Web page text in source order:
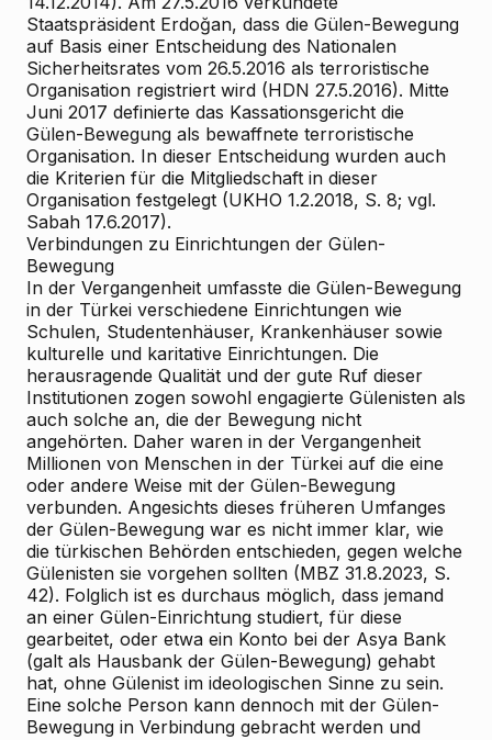
Staatspräsident Erdoğan, dass die Gülen-Bewegung
auf Basis einer Entscheidung des Nationalen
Sicherheitsrates vom 26.5.2016 als terroristische
Organisation registriert wird (HDN 27.5.2016). Mitte
Juni 2017 definierte das Kassationsgericht die
Gülen-Bewegung als bewaffnete terroristische
Organisation. In dieser Entscheidung wurden auch
die Kriterien für die Mitgliedschaft in dieser
Organisation festgelegt (UKHO 1.2.2018, S. 8; vgl.
Sabah 17.6.2017).
Verbindungen zu Einrichtungen der Gülen-
Bewegung
In der Vergangenheit umfasste die Gülen-Bewegung
in der Türkei verschiedene Einrichtungen wie
Schulen, Studentenhäuser, Krankenhäuser sowie
kulturelle und karitative Einrichtungen. Die
herausragende Qualität und der gute Ruf dieser
Institutionen zogen sowohl engagierte Gülenisten als
auch solche an, die der Bewegung nicht
angehörten. Daher waren in der Vergangenheit
Millionen von Menschen in der Türkei auf die eine
oder andere Weise mit der Gülen-Bewegung
verbunden. Angesichts dieses früheren Umfanges
der Gülen-Bewegung war es nicht immer klar, wie
die türkischen Behörden entschieden, gegen welche
Gülenisten sie vorgehen sollten (MBZ 31.8.2023, S.
42). Folglich ist es durchaus möglich, dass jemand
an einer Gülen-Einrichtung studiert, für diese
gearbeitet, oder etwa ein Konto bei der Asya Bank
(galt als Hausbank der Gülen-Bewegung) gehabt
hat, ohne Gülenist im ideologischen Sinne zu sein.
Eine solche Person kann dennoch mit der Gülen-
Bewegung in Verbindung gebracht werden und